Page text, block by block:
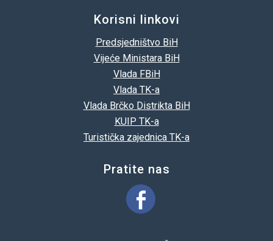
Korisni linkovi
Predsjedništvo BiH
Vijeće Ministara BiH
Vlada FBiH
Vlada TK-a
Vlada Brčko Distrikta BiH
KUIP TK-a
Turistička zajednica TK-a
Pratite nas